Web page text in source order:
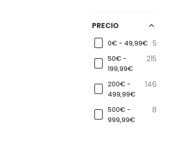
PRECIO
0€ - 49,99€ 5
50€ -
199,99€
215
200€ -
499,99€
146
500€ -
999,99€
8